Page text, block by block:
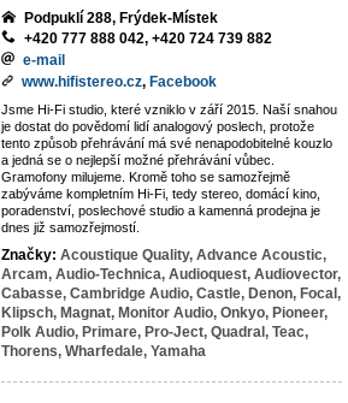
Podpuklí 288, Frýdek-Místek
+420 777 888 042, +420 724 739 882
e-mail
www.hifistereo.cz, Facebook
Jsme Hi-Fi studio, které vzniklo v září 2015. Naší snahou
je dostat do povědomí lidí analogový poslech, protože
tento způsob přehrávání má své nenapodobitelné kouzlo
a jedná se o nejlepší možné přehrávání vůbec.
Gramofony milujeme. Kromě toho se samozřejmě
zabýváme kompletním Hi-Fi, tedy stereo, domácí kino,
poradenství, poslechové studio a kamenná prodejna je
dnes již samozřejmostí.
Značky: Acoustique Quality, Advance Acoustic,
Arcam, Audio-Technica, Audioquest, Audiovector,
Cabasse, Cambridge Audio, Castle, Denon, Focal,
Klipsch, Magnat, Monitor Audio, Onkyo, Pioneer,
Polk Audio, Primare, Pro-Ject, Quadral, Teac,
Thorens, Wharfedale, Yamaha